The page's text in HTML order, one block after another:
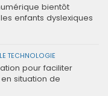
bientôt
enfants dyslexiques
TECHNOLOGIE
pour faciliter
situation de